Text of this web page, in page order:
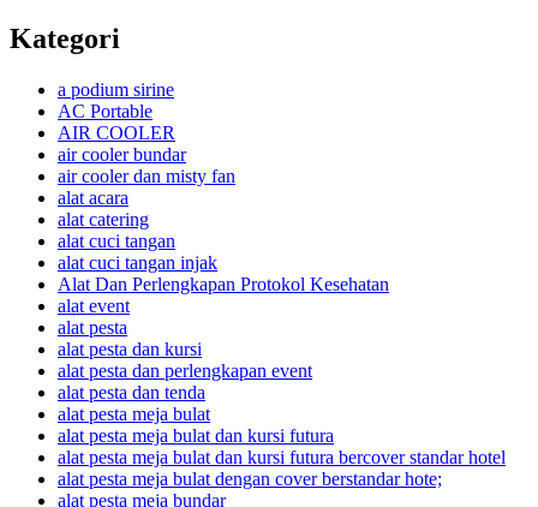
Kategori
a podium sirine
AC Portable
AIR COOLER
air cooler bundar
air cooler dan misty fan
alat acara
alat catering
alat cuci tangan
alat cuci tangan injak
Alat Dan Perlengkapan Protokol Kesehatan
alat event
alat pesta
alat pesta dan kursi
alat pesta dan perlengkapan event
alat pesta dan tenda
alat pesta meja bulat
alat pesta meja bulat dan kursi futura
alat pesta meja bulat dan kursi futura bercover standar hotel
alat pesta meja bulat dengan cover berstandar hote;
alat pesta meja bundar